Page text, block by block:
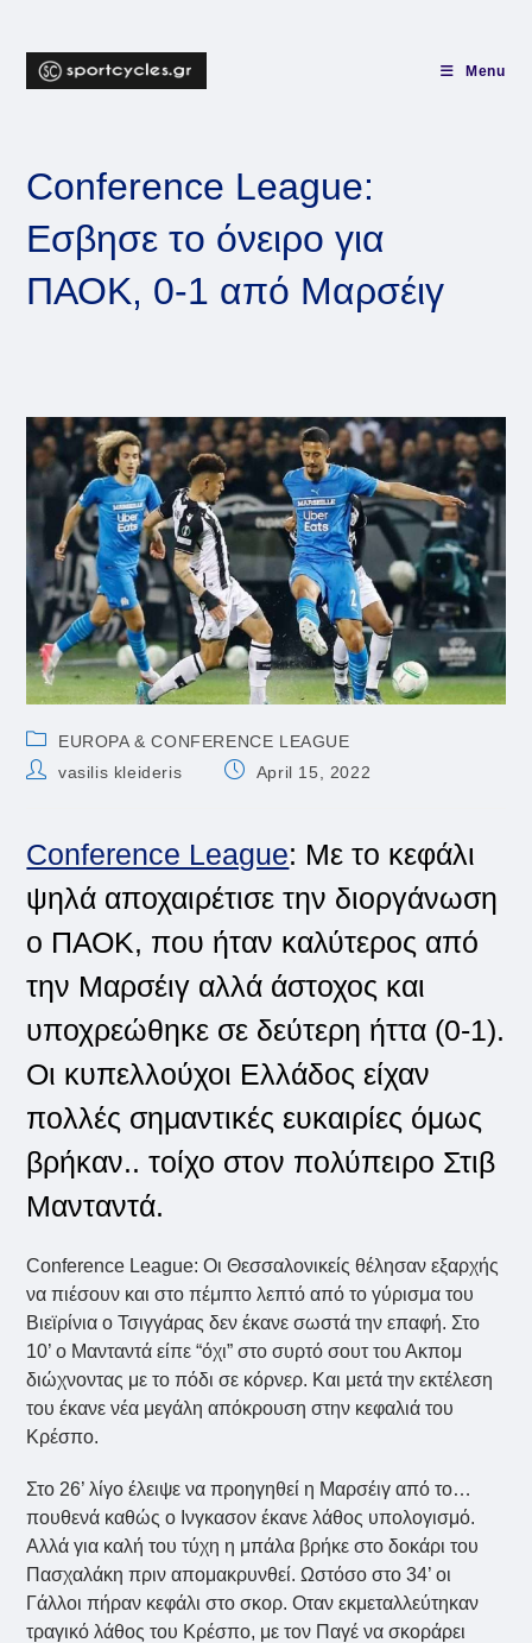
content
Menu
Conference League:
Εσβησε το όνειρο για
ΠΑΟΚ, 0-1 από Μαρσέιγ
Post
category:
EUROPA & CONFERENCE LEAGUE
Postvasilis kleideris
PostApril 15, 2022
Conference League: Με το κεφάλι
ψηλά αποχαιρέτισε την διοργάνωση
ο ΠΑΟΚ, που ήταν καλύτερος από
την Μαρσέιγ αλλά άστοχος και
υποχρεώθηκε σε δεύτερη ήττα (0-1).
Οι κυπελλούχοι Ελλάδος είχαν
πολλές σημαντικές ευκαιρίες όμως
βρήκαν.. τοίχο στον πολύπειρο Στιβ
Μανταντά.
Conference League: Οι Θεσσαλονικείς θέλησαν εξαρχής
να πιέσουν και στο πέμπτο λεπτό από το γύρισμα του
Βιεϊρίνια ο Τσιγγάρας δεν έκανε σωστά την επαφή. Στο
10’ ο Μανταντά είπε “όχι” στο συρτό σουτ του Ακπομ
διώχνοντας με το πόδι σε κόρνερ. Και μετά την εκτέλεση
του έκανε νέα μεγάλη απόκρουση στην κεφαλιά του
Κρέσπο.
Στο 26’ λίγο έλειψε να προηγηθεί η Μαρσέιγ από το…
πουθενά καθώς ο Ινγκασον έκανε λάθος υπολογισμό.
Αλλά για καλή του τύχη η μπάλα βρήκε στο δοκάρι του
Πασχαλάκη πριν απομακρυνθεί. Ωστόσο στο 34’ οι
Γάλλοι πήραν κεφάλι στο σκορ. Οταν εκμεταλλεύτηκαν
τραγικό λάθος του Κρέσπο, με τον Παγέ να σκοράρει